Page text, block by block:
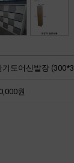
기도어신발장
원